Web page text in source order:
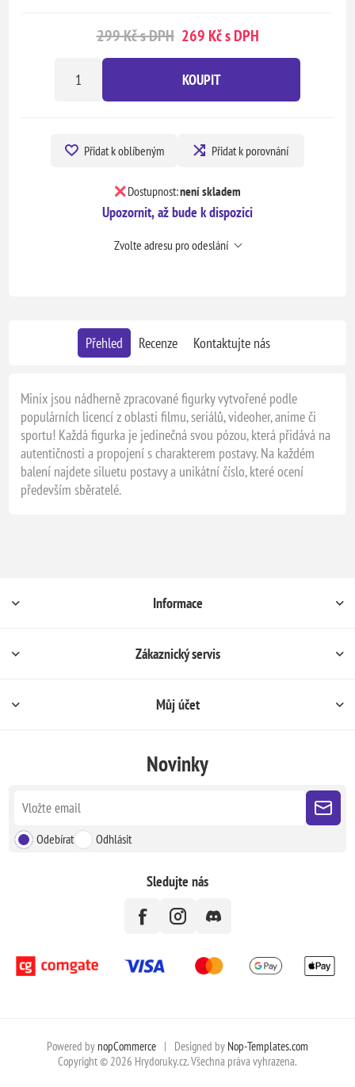
299 Kč s DPH 269 Kč s DPH
KOUPIT
Přidat k oblíbeným Přidat k porovnání
Dostupnost:není skladem
Upozornit, až bude k dispozici
Zvolte adresu pro odeslání
Přehled Recenze Kontaktujte nás
Minix jsou nádherně zpracované figurky vytvořené podle
populárních licencí z oblasti filmu, seriálů, videoher, anime či
sportu! Každá figurka je jedinečná svou pózou, která přidává na
autentičnosti a propojení s charakterem postavy. Na každém
balení najdete siluetu postavy a unikátní číslo, které ocení
především sběratelé.
Informace
Zákaznický servis
Můj účet
Novinky
Odebírat Odhlásit
Sledujte nás
Powered by nopCommerce | Designed by Nop-Templates.com
Copyright © 2026 Hrydoruky.cz. Všechna práva vyhrazena.